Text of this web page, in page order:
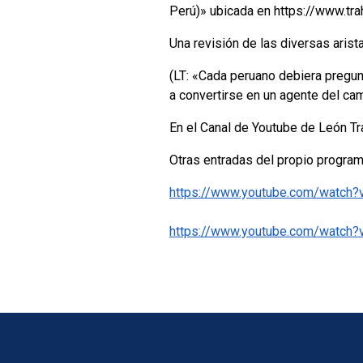
Perú)» ubicada en https://
Una revisión de las diversas
(LT: «Cada peruano debiera
a convertirse en un agente del
En el Canal de Youtube de León
Otras entradas del propio
https://www.youtube.com/
https://www.youtube.com/